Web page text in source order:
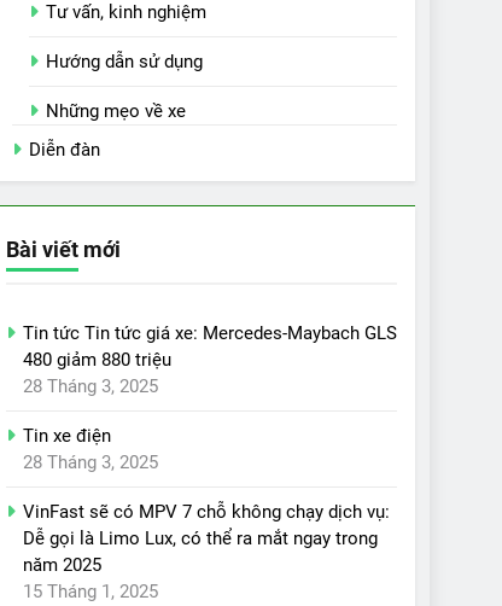
Tư vấn, kinh nghiệm
Hướng dẫn sử dụng
Những mẹo về xe
Diễn đàn
Bài viết mới
Tin tức Tin tức giá xe: Mercedes-Maybach GLS
480 giảm 880 triệu
28 Tháng 3, 2025
Tin xe điện
28 Tháng 3, 2025
VinFast sẽ có MPV 7 chỗ không chạy dịch vụ:
Dễ gọi là Limo Lux, có thể ra mắt ngay trong
năm 2025
15 Tháng 1, 2025